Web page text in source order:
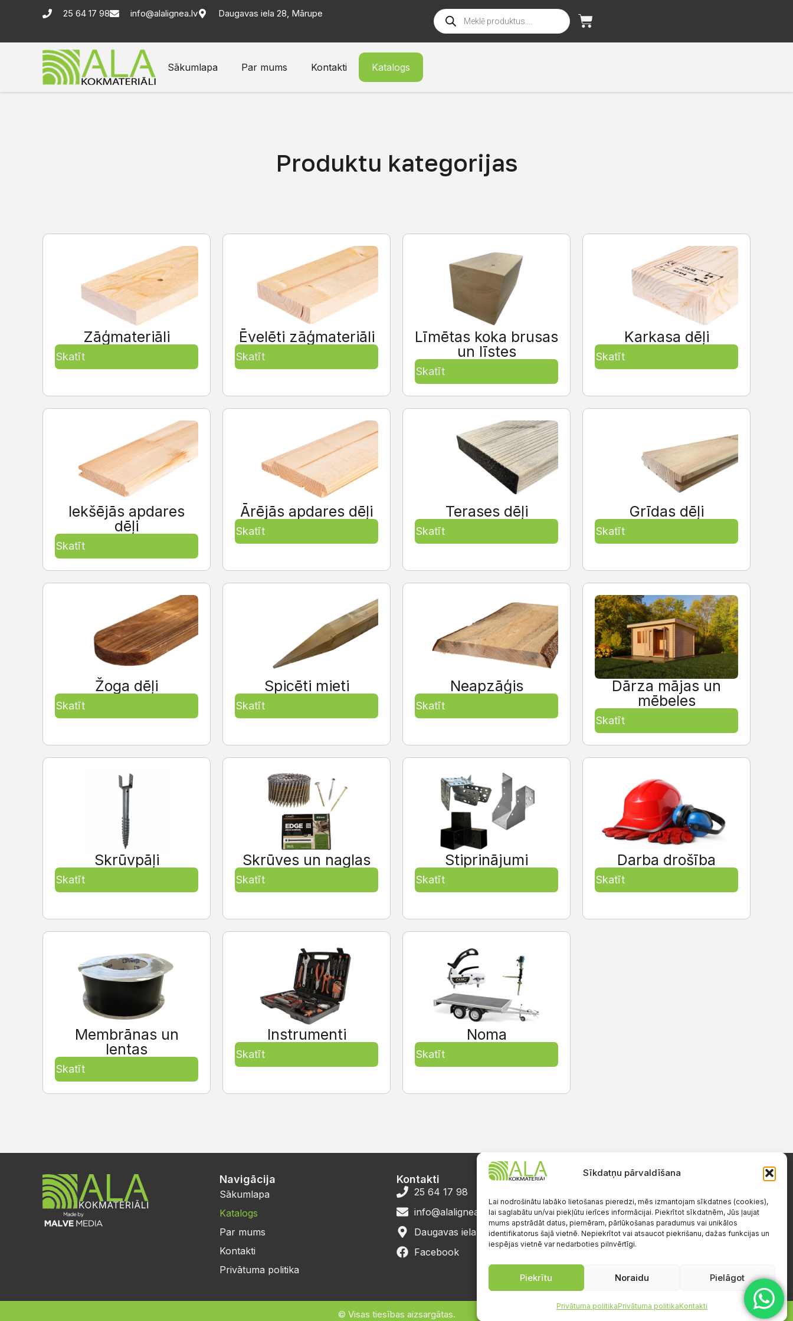
Sīkdatņu pārvaldīšana
Lai nodrošinātu labāko lietošanas pieredzi, mēs izmantojam sīkdatnes (cookies),
lai saglabātu un/vai piekļūtu ierīces informācijai. Piekrītot sīkdatnēm, Jūs ļaujat
mums apstrādāt datus, piemēram, pārlūkošanas paradumus vai unikālos
identifikatorus šajā vietnē. Nepiekrītot vai atsaucot piekrišanu, dažas funkcijas un
iespējas vietnē var nedarboties pilnvērtīgi.
Piekrītu Noraidu Pielāgot
Privātuma politikaPrivātuma politikaKontakti
25 64 17 98 info@alalignea.lv Daugavas iela 28, Mārupe
Sākumlapa Par mums Kontakti Katalogs
Produktu kategorijas
Zāģmateriāli
Skatīt
Ēvelēti zāģmateriāli
Skatīt
Līmētas koka brusas
un līstes
Skatīt
Karkasa dēļi
Skatīt
Iekšējās apdares
dēļi
Skatīt
Ārējās apdares dēļi
Skatīt
Terases dēļi
Skatīt
Grīdas dēļi
Skatīt
Žoga dēļi
Skatīt
Spicēti mieti
Skatīt
Neapzāģis
Skatīt
Dārza mājas un
mēbeles
Skatīt
Skrūvpāļi
Skatīt
Skrūves un naglas
Skatīt
Stiprinājumi
Skatīt
Darba drošība
Skatīt
Membrānas un
lentas
Skatīt
Instrumenti
Skatīt
Noma
Skatīt
Navigācija
Sākumlapa
Katalogs
Par mums
Kontakti
Privātuma politika
Kontakti
25 64 17 98
info@alalignea.lv
Daugavas iela 28, Mārupe
Facebook
Darba laiks
S.-Sv.: brīvs
© Visas tiesības aizsargātas.